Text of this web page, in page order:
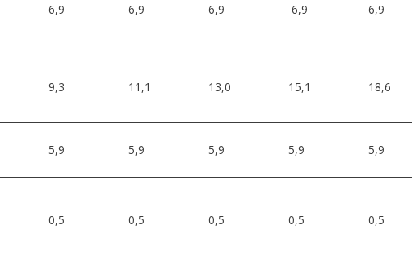
6,9 6,9 6,9 6,9 6,9
9,3 11,1 13,0 15,1 18,6
5,9 5,9 5,9 5,9 5,9
0,5 0,5 0,5 0,5 0,5